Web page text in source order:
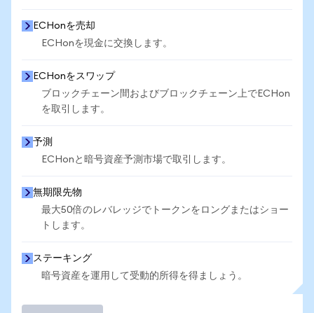
ECHonを売却
ECHonを現金に交換します。
ECHonをスワップ
ブロックチェーン間およびブロックチェーン上でECHon
を取引します。
予測
ECHonと暗号資産予測市場で取引します。
無期限先物
最大50倍のレバレッジでトークンをロングまたはショー
トします。
ステーキング
暗号資産を運用して受動的所得を得ましょう。